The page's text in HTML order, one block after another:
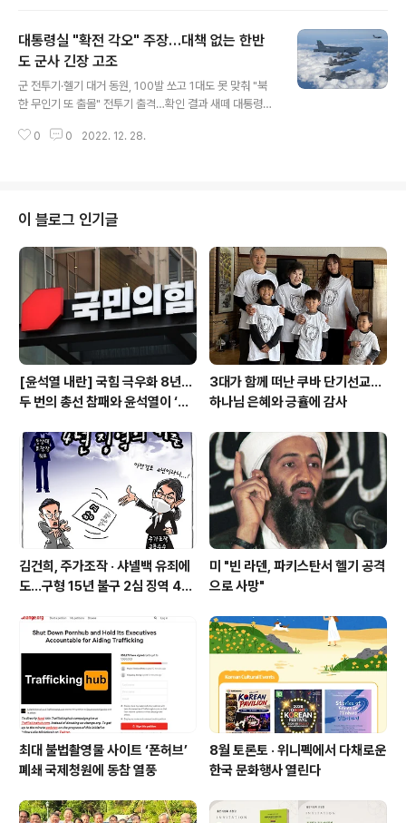
의정말살의 폭거’라고 규탄했다. 범민주원탁회의는 지난 1
7일 ‘누가 누구를 수사하고 어떤 자들을 구속해야 하는
가’라는 제하의 긴급성명을 통해 “검사출신 대통령이 배후
로 의심되는 검찰의 제1야당 대표에 대한 구속영장 청구는
의정사 초유의 위기상황”이라며 “대통령과 검찰에 정치파
탄의 책임을 엄중히 경고하고 규탄하며 즉각 철회를 요구
대통령실 "확전 각오" 주장…대책 없는 한반
도 군사 긴장 고조
군 전투기·헬기 대거 동원, 100발 쏘고 1대도 못 맞춰 "북
한 무인기 또 출몰" 전투기 출격…확인 결과 새떼 대통령실
의 무력화…사태 관리할 소통 수단도 없어 '원치 않는 사태'
군의 대응은 총체적 부실로 드러났다. 27일 오후 인천 석
모도 일대에서 북한 무인기가 또 출몰했다는 보도가 나와
국민들을 더욱 불안하게 했지만, 군 당국이 전투기까지 출
격시키는 소동 끝에 새떼로 판명됐다. 앞서 인천시 강화군
은 이날 오후 3시쯤 석모도 지역에 무인기가 관측됐다며
재난 문자를 발송했다..
0 0 2022. 12. 28.
이 블로그 인기글
[윤석열 내란] 국힘 극우화 8년…
두 번의 총선 참패와 윤석열이 ‘폭
3대가 함께 떠난 쿠바 단기선교...
하나님 은혜와 긍휼에 감사
김건희, 주가조작 · 샤넬백 유죄에
도…구형 15년 불구 2심 징역 4년
미 "빈 라덴, 파키스탄서 헬기 공격
으로 사망"
최대 불법촬영물 사이트 ‘폰허브’
폐쇄 국제청원에 동참 열풍
8월 토론토 · 위니펙에서 다채로운
한국 문화행사 열린다